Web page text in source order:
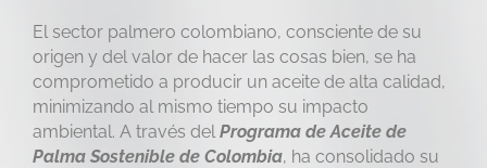
El sector palmero colombiano, consciente de su
origen y del valor de hacer las cosas bien, se ha
comprometido a producir un aceite de alta calidad,
minimizando al mismo tiempo su impacto
ambiental. A través del Programa de Aceite de
Palma Sostenible de Colombia, ha consolidado su